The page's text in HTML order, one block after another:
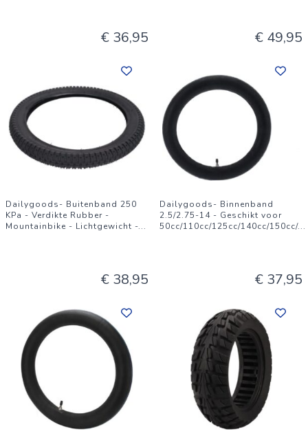
€ 36,95 € 49,95
Dailygoods- Buitenband 250
KPa - Verdikte Rubber -
Mountainbike - Lichtgewicht -...
€ 38,95
Dailygoods- Binnenband
2.5/2.75-14 - Geschikt voor
50cc/110cc/125cc/140cc/150cc/...
€ 37,95